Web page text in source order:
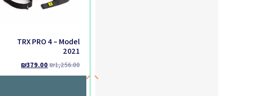
TRX PRO 4 – Model
2021
₪1,256.00
₪379.00